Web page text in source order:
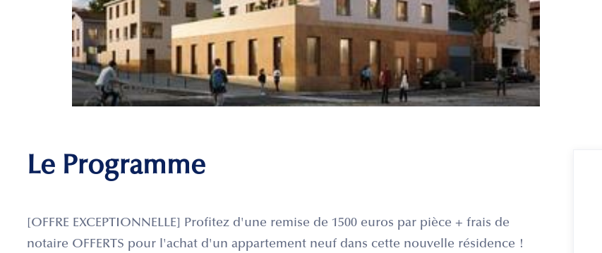
Le Programme
[OFFRE EXCEPTIONNELLE] Profitez d'une remise de 1500 euros par pièce + frais de
notaire OFFERTS pour l'achat d'un appartement neuf dans cette nouvelle résidence !